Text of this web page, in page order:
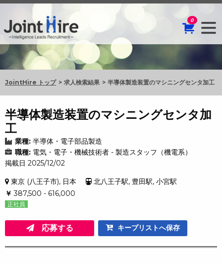
0
JointHire トップ 求人検索結果 半導体製造装置のマシニングセンタ加工
半導体製造装置のマシニングセンタ加
工
業種: 半導体・電子部品製造
職種: 電気・電子・機械技術者 - 製造スタッフ（機電系）
掲載日 2025/12/02
東京 (八王子市), 日本
北八王子駅, 豊田駅, 小宮駅
￥ 387,500 - 616,000
正社員
応募する キープリストへ保存